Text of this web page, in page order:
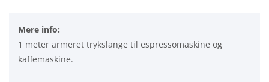
Mere info:
1 meter armeret trykslange til espressomaskine og
kaffemaskine.